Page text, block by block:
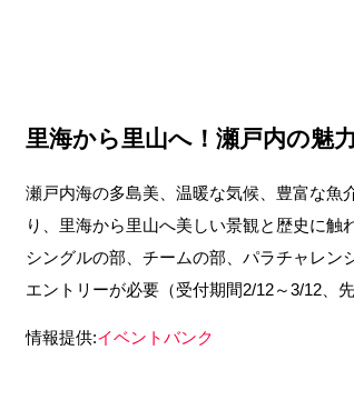
里海から里山へ！瀬戸内の魅
瀬戸内海の多島美、温暖な気候、豊富な魚
り、里海から里山へ美しい景観と歴史に触
シングルの部、チームの部、パラチャレン
エントリーが必要（受付期間2/12～3/12、
情報提供:イベントバンク